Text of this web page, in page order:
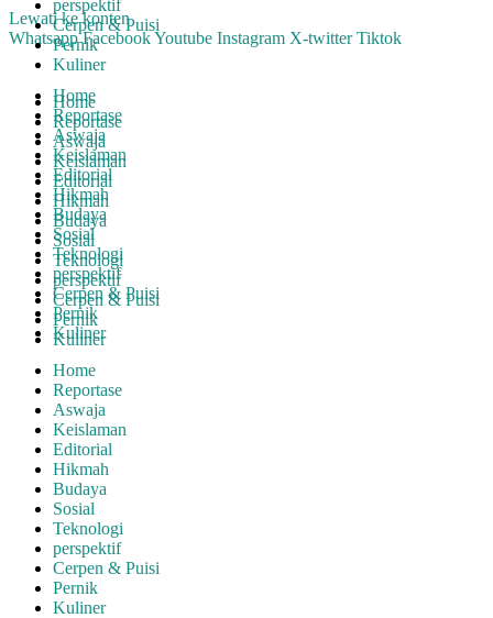
Lewati ke konten
Whatsapp FacebookYoutube Instagram X-twitter Tiktok
Home
Reportase
Aswaja
Keislaman
Editorial
Hikmah
Budaya
Sosial
Teknologi
perspektif
Cerpen & Puisi
Pernik
Kuliner
Home
Reportase
Aswaja
Keislaman
Editorial
Hikmah
Budaya
Sosial
Teknologi
perspektif
Cerpen & Puisi
Pernik
Kuliner
perspektif
Cerpen & Puisi
Pernik
Kuliner
Home
Reportase
Aswaja
Keislaman
Editorial
Hikmah
Budaya
Sosial
Teknologi
perspektif
Cerpen & Puisi
Pernik
Kuliner